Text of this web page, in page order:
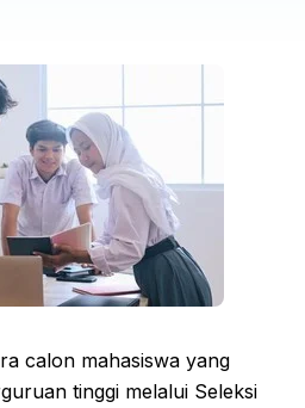
calon mahasiswa yang
tinggi melalui Seleksi